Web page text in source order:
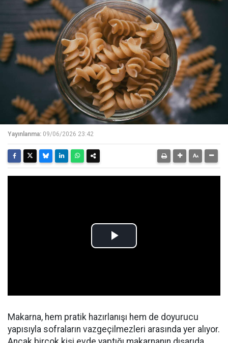
Yayınlanma: 09/06/2026 23:42
Makarna, hem pratik hazırlanışı hem de doyurucu
yapısıyla sofraların vazgeçilmezleri arasında yer alıyor.